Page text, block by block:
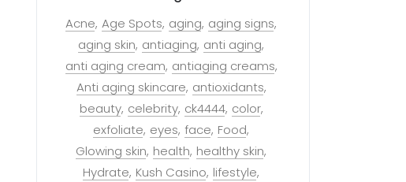
Acne Age Spots aging aging signs
aging skin antiaging anti aging
anti aging cream antiaging creams
Anti aging skincare antioxidants
beauty celebrity ck4444 color
exfoliate eyes face Food
Glowing skin health healthy skin
Hydrate Kush Casino lifestyle